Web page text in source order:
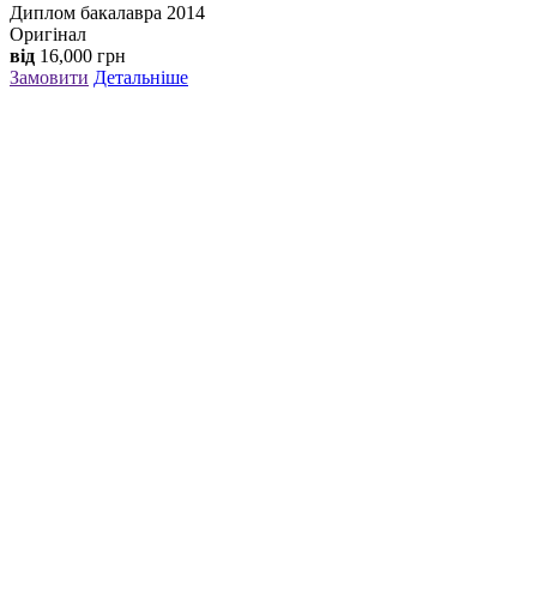
Диплом бакалавра 2014
Оригінал
від 16,000 грн
Замовити Детальніше